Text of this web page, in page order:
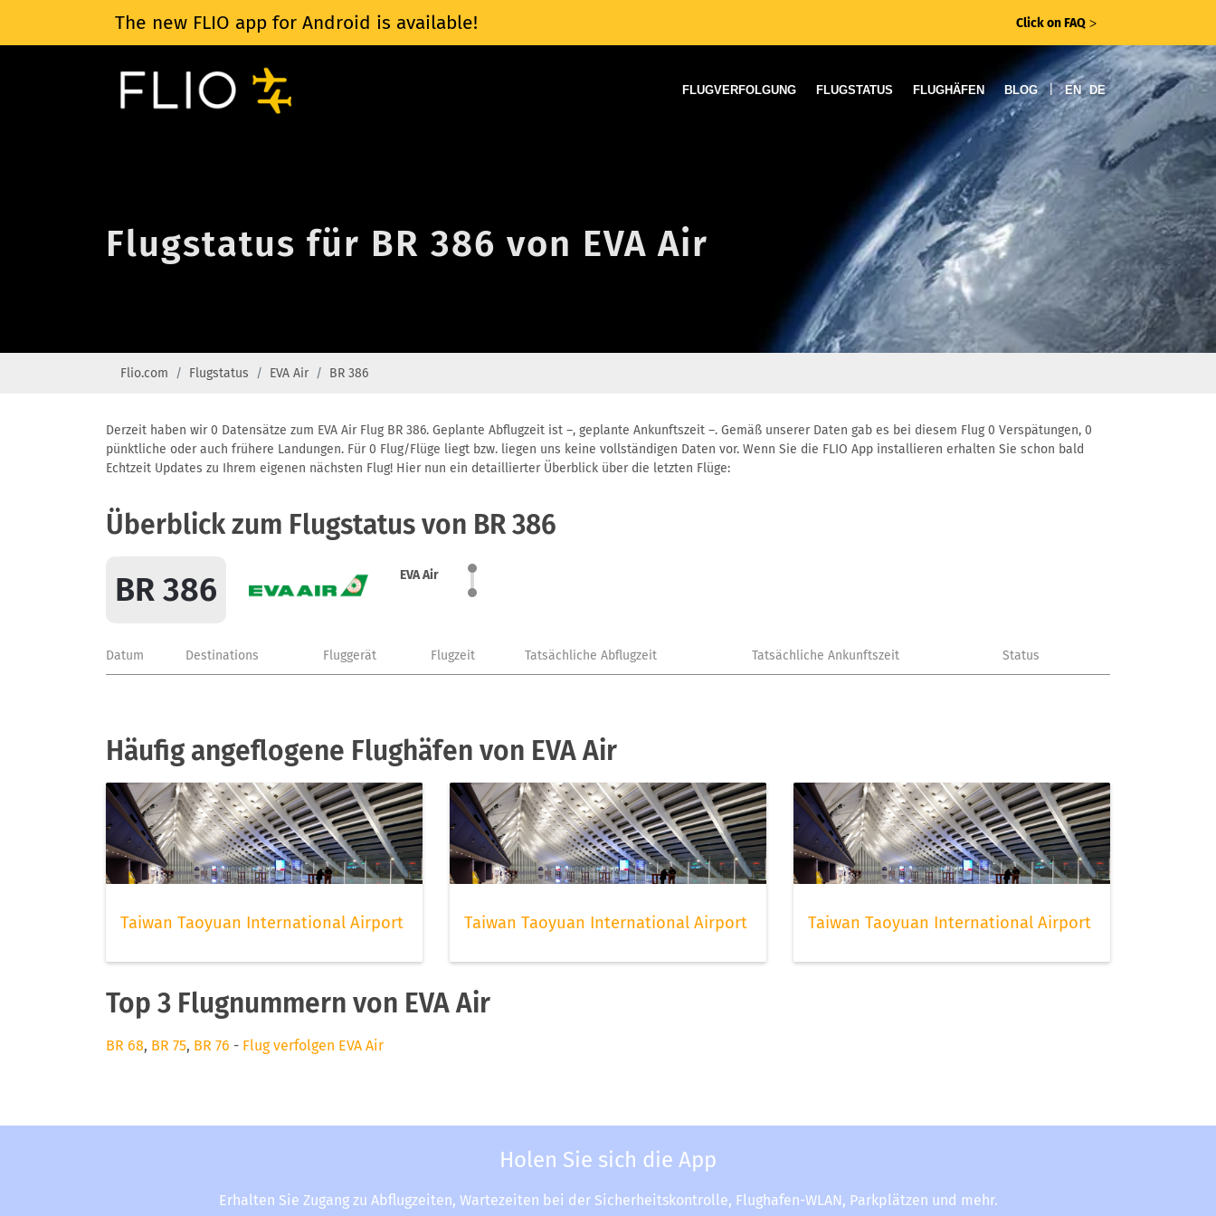
The new FLIO app for Android is available! Click on FAQ ᐳ
FLUGVERFOLGUNG FLUGSTATUS FLUGHÄFEN BLOG | EN DE
Flugstatus für BR 386 von EVA Air
Flio.com Flugstatus EVA Air BR 386
Derzeit haben wir 0 Datensätze zum EVA Air Flug BR 386. Geplante Abflugzeit ist –, geplante Ankunftszeit –. Gemäß unserer Daten gab es bei diesem Flug 0 Verspätungen, 0
pünktliche oder auch frühere Landungen. Für 0 Flug/Flüge liegt bzw. liegen uns keine vollständigen Daten vor. Wenn Sie die FLIO App installieren erhalten Sie schon bald
Echtzeit Updates zu Ihrem eigenen nächsten Flug! Hier nun ein detaillierter Überblick über die letzten Flüge:
Überblick zum Flugstatus von BR 386
BR 386 EVA Air
Datum Destinations Fluggerät Flugzeit Tatsächliche Abflugzeit Tatsächliche Ankunftszeit Status
Häufig angeflogene Flughäfen von EVA Air
Taiwan Taoyuan International Airport Taiwan Taoyuan International Airport Taiwan Taoyuan International Airport
Top 3 Flugnummern von EVA Air
BR 68, BR 75, BR 76 - Flug verfolgen EVA Air
Holen Sie sich die App
Erhalten Sie Zugang zu Abflugzeiten, Wartezeiten bei der Sicherheitskontrolle, Flughafen-WLAN, Parkplätzen und mehr.